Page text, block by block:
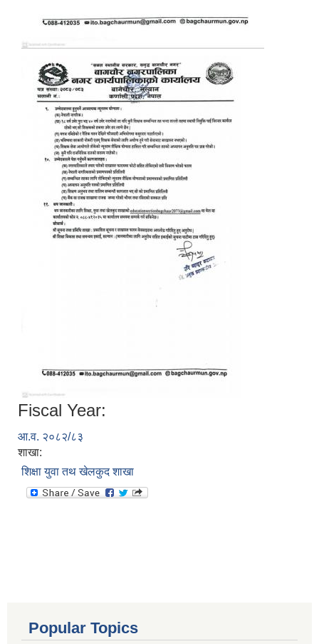
Fiscal Year:
आ.व. २०८२/८३
शाखा:
शिक्षा युवा तथ खेलकुद शाखा
Popular Topics